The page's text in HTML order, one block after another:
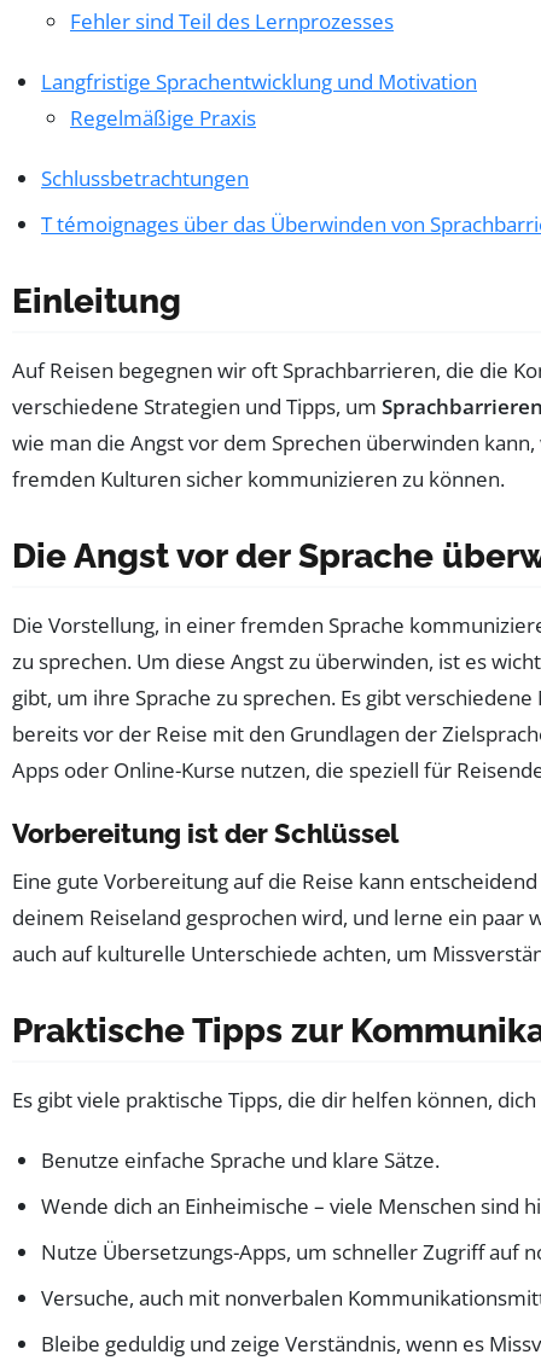
Fehler sind Teil des Lernprozesses
Langfristige Sprachentwicklung und Motivation
Regelmäßige Praxis
Schlussbetrachtungen
T témoignages über das Überwinden von
Einleitung
Auf Reisen begegnen wir oft Sprachbarrieren, die die
verschiedene Strategien und Tipps, um
wie man die Angst vor dem Sprechen überwinden
fremden Kulturen sicher kommunizieren zu können.
Die Angst vor der Sprache
Die Vorstellung, in einer fremden Sprache
zu sprechen. Um diese Angst zu überwinden, ist es
gibt, um ihre Sprache zu sprechen. Es gibt
bereits vor der Reise mit den Grundlagen der
Apps oder Online-Kurse nutzen, die speziell für
Vorbereitung ist der Schlüssel
Eine gute Vorbereitung auf die Reise kann
deinem Reiseland gesprochen wird, und lerne ein paar
auch auf kulturelle Unterschiede achten, um
Praktische Tipps zur
Es gibt viele praktische Tipps, die dir helfen können,
Benutze einfache Sprache und klare Sätze.
Wende dich an Einheimische – viele Menschen sind
Nutze Übersetzungs-Apps, um schneller Zugriff auf
Versuche, auch mit nonverbalen
Bleibe geduldig und zeige Verständnis, wenn es